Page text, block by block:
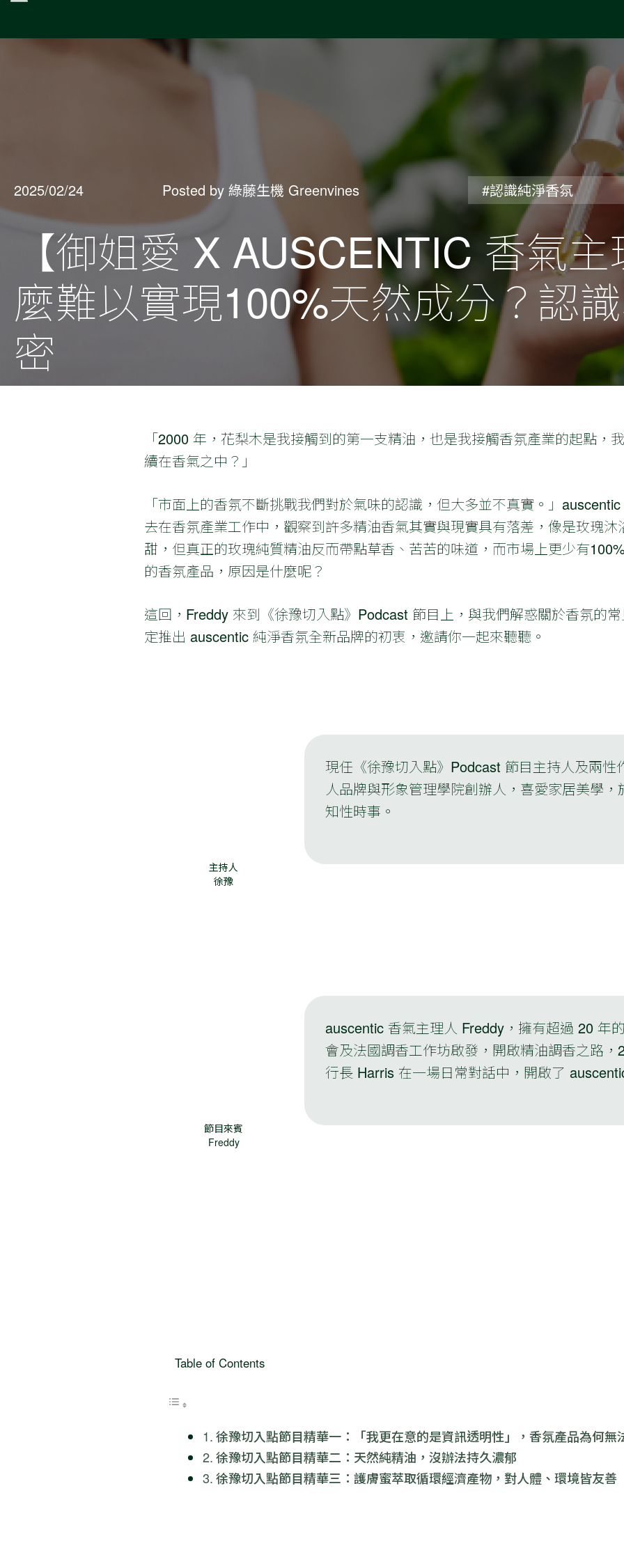
2025/02/24 Posted by 綠藤生機 Greenvines #認識純淨香氛
【御姐愛 X AUSCENTIC 香氣
麼難以實現100%天然成分？認
密
「2000 年，花梨木是我接觸到的第一支精油，也是我接觸香氛產業的起點，
續在香氣之中？」
「市面上的香氛不斷挑戰我們對於氣味的認識，但大多並不真實。」
去在香氛產業工作中，觀察到許多精油香氣其實與現實具有落差，像是玫瑰
甜，但真正的玫瑰純質精油反而帶點草香、苦苦的味道，而市場上更少有
的香氛產品，原因是什麼呢？
這回，Freddy 來到《徐豫切入點》Podcast 節目上，與我們解惑關於香氛的
定推出 auscentic 純淨香氛全新品牌的初衷，邀請你一起來聽聽。
主持人
徐豫
現任《徐豫切入點》Podcast 節目主持人及兩性
人品牌與形象管理學院創辦人，喜愛家居美學
知性時事。
節目來賓
Freddy
auscentic 香氣主理人 Freddy，擁有超過 20 年
會及法國調香工作坊啟發，開啟精油調香之路
行長 Harris 在一場日常對話中，開啟了
Table of Contents
徐豫切入點節目精華一：「我更在意的是資訊透明性」，香氛產品為何無
徐豫切入點節目精華二：天然純精油，沒辦法持久濃郁
徐豫切入點節目精華三：護膚蜜萃取循環經濟產物，對人體、環境皆友善